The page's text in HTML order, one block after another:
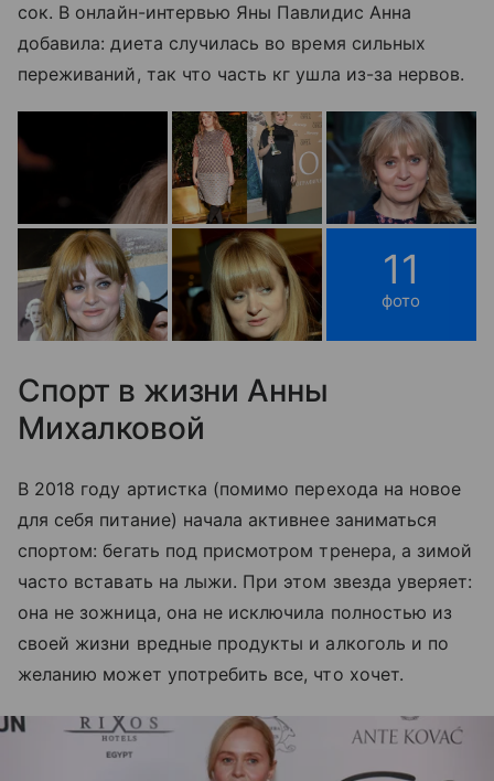
сок. В онлайн-интервью Яны Павлидис Анна
добавила: диета случилась во время сильных
переживаний, так что часть кг ушла из-за нервов.
11
фото
Спорт в жизни Анны
Михалковой
В 2018 году артистка (помимо перехода на новое
для себя питание) начала активнее заниматься
спортом: бегать под присмотром тренера, а зимой
часто вставать на лыжи. При этом звезда уверяет:
она не зожница, она не исключила полностью из
своей жизни вредные продукты и алкоголь и по
желанию может употребить все, что хочет.